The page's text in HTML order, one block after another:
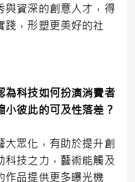
與資深的創意人才，得
踐，形塑更美好的社
為科技如何扮演消費者
彼此的可及性落差？
大眾化，有助於提升創
科技之力，藝術能觸及
作品提供更多曝光機